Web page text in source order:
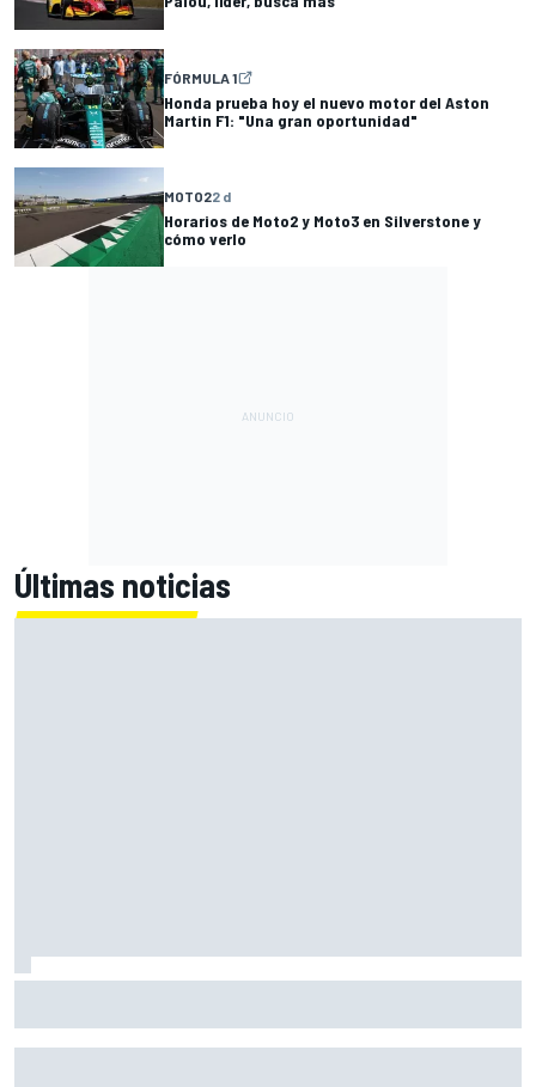
FÓRMULA 1
Honda prueba hoy el nuevo motor del Aston
Martin F1: "Una gran oportunidad"
MOTO22 d
Horarios de Moto2 y Moto3 en Silverstone y
cómo verlo
Últimas noticias